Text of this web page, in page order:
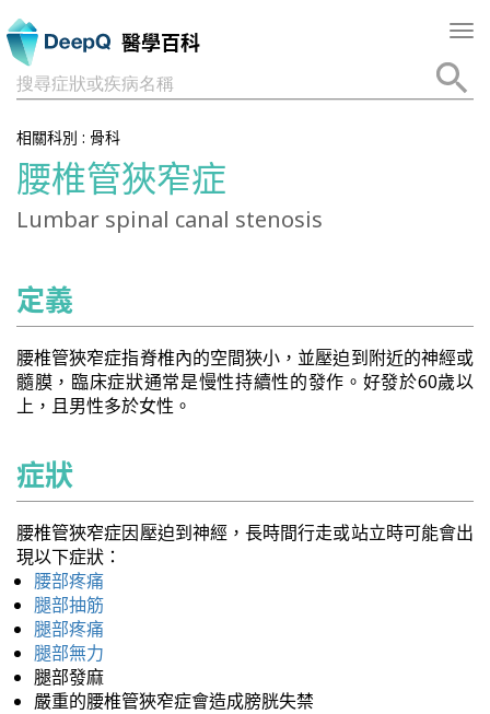
醫學百科
搜尋症狀或疾病名稱
相關科別 : 骨科
腰椎管狹窄症
Lumbar spinal canal stenosis
定義
腰椎管狹窄症指脊椎內的空間狹小，並壓迫到附近的神經或
髓膜，臨床症狀通常是慢性持續性的發作。好發於60歲以
上，且男性多於女性。
症狀
腰椎管狹窄症因壓迫到神經，長時間行走或站立時可能會出
現以下症狀：
腰部疼痛
腿部抽筋
腿部疼痛
腿部無力
腿部發麻
嚴重的腰椎管狹窄症會造成膀胱失禁